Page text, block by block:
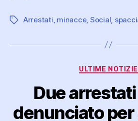
Tag Arrestati minacce, Social
ULTIME NOTIZIE
Due
denunciato per